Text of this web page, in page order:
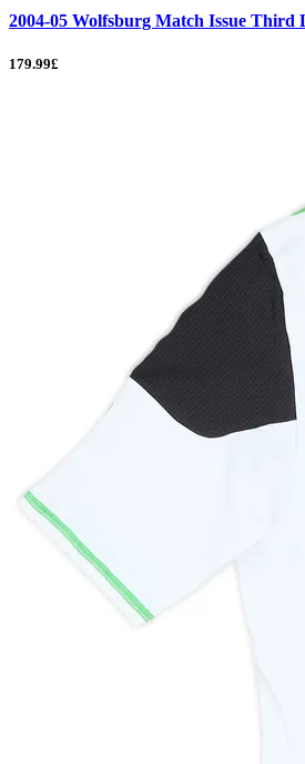
2004-05 Wolfsburg Match Issue Third
179.99£